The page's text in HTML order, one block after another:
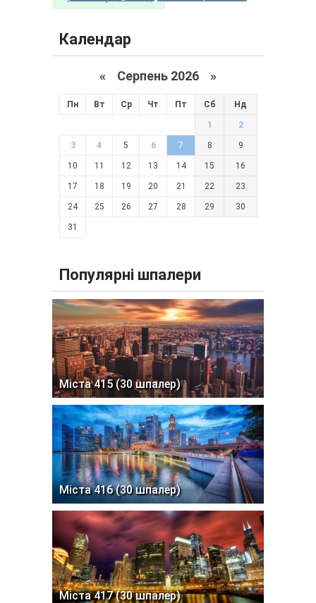
Календар
« Серпень 2026 »
Пн Вт Ср Чт Пт Сб Нд
1 2
3 4 5 6 7 8 9
10 11 12 13 14 15 16
17 18 19 20 21 22 23
24 25 26 27 28 29 30
31
Популярні шпалери
Міста 415 (30 шпалер)
Міста 416 (30 шпалер)
Міста 417 (30 шпалер)